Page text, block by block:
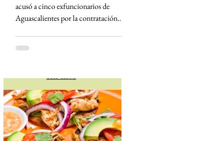
acusó a cinco exfuncionarios de
Aguascalientes por la contratación
infraestructura energética y terminó
fraude millonario. Aunque el convenio
fue aprobado cuando la hoy
gobernadora panista Teresa Jiménez era
alcaldesa y su firma aparece en el
expediente, la FGR no la incluyó entre
los imputados. El caso reavivó las